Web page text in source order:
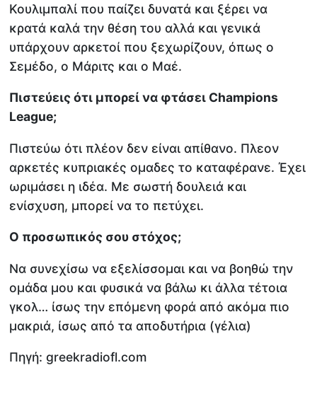
Κουλιμπαλί που παίζει δυνατά και ξέρει να
κρατά καλά την θέση του αλλά και γενικά
υπάρχουν αρκετοί που ξεχωρίζουν, όπως ο
Σεμέδο, ο Μάριτς και ο Μαέ.
Πιστεύεις ότι μπορεί να φτάσει Champions
League;
Πιστεύω ότι πλέον δεν είναι απίθανο. Πλεον
αρκετές κυπριακές ομαδες το καταφέρανε. Έχει
ωριμάσει η ιδέα. Με σωστή δουλειά και
ενίσχυση, μπορεί να το πετύχει.
Ο προσωπικός σου στόχος;
Να συνεχίσω να εξελίσσομαι και να βοηθώ την
ομάδα μου και φυσικά να βάλω κι άλλα τέτοια
γκολ… ίσως την επόμενη φορά από ακόμα πιο
μακριά, ίσως από τα αποδυτήρια (γέλια)
Πηγή: greekradiofl.com